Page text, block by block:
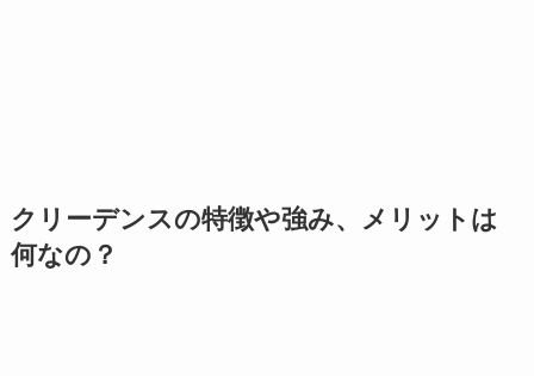
クリーデンスの特徴や強み、メリットは
何なの？